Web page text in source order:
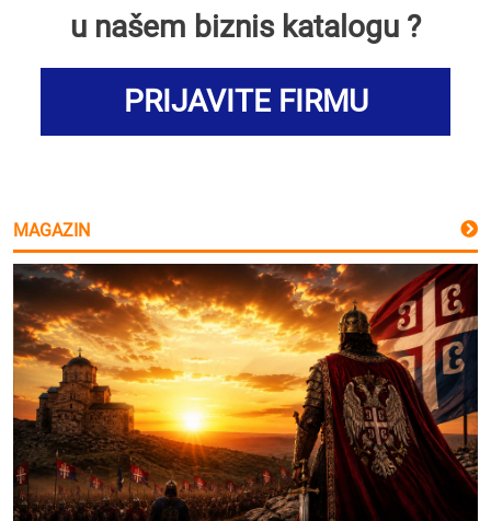
u našem biznis katalogu ?
PRIJAVITE FIRMU
MAGAZIN